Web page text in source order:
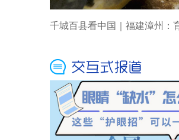
千城百县看中国｜福建漳州：